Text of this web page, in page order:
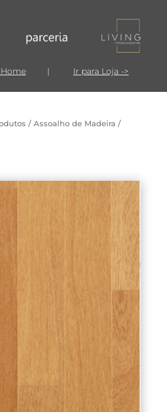
| Ir para Loja ->
/ Assoalho de Madeira /